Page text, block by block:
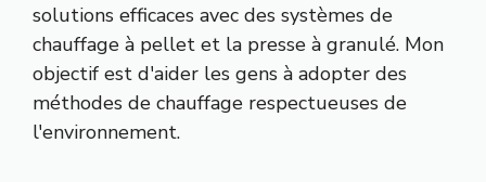
solutions efficaces avec des systèmes de
chauffage à pellet et la presse à granulé. Mon
objectif est d'aider les gens à adopter des
méthodes de chauffage respectueuses de
l'environnement.